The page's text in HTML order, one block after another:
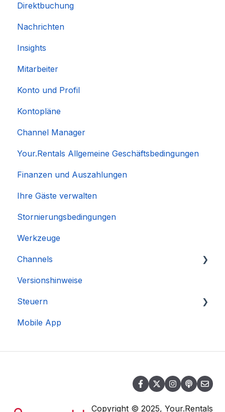
Direktbuchung
Nachrichten
Insights
Mitarbeiter
Konto und Profil
Kontopläne
Channel Manager
Your.Rentals Allgemeine Geschäftsbedingungen
Finanzen und Auszahlungen
Ihre Gäste verwalten
Stornierungsbedingungen
Werkzeuge
Channels
Integration des Accounts
Versionshinweise
Steuern
DAC 7
Mobile App
Copyright © 2025, Your.Rentals